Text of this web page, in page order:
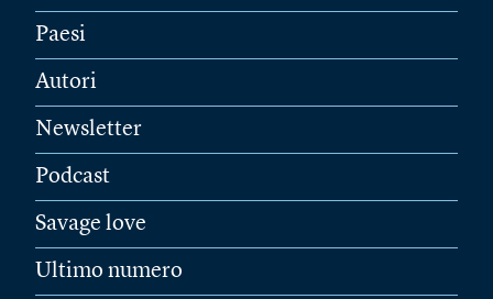
Paesi
Autori
Newsletter
Podcast
Savage love
Ultimo numero